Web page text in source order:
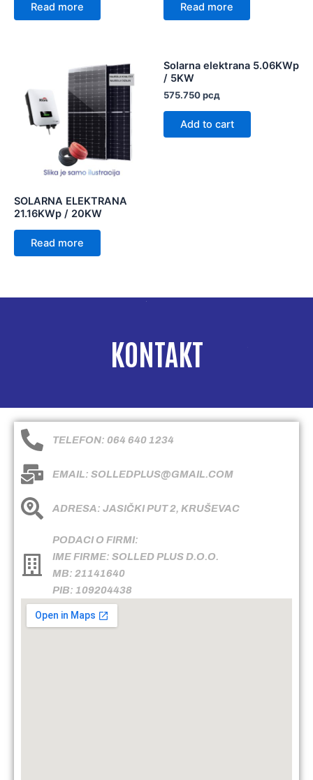
Read more Read more
SOLARNA ELEKTRANA
21.16KWp / 20KW
Read more
Solarna elektrana 5.06KWp
/ 5KW
575.750рсд
Add to cart
KONTAKT
TELEFON: 064 640 1234
EMAIL: SOLLEDPLUS@GMAIL.COM
ADRESA: JASIČKI PUT 2, KRUŠEVAC
PODACI O FIRMI:
IME FIRME: SOLLED PLUS D.O.O.
MB: 21141640
PIB: 109204438